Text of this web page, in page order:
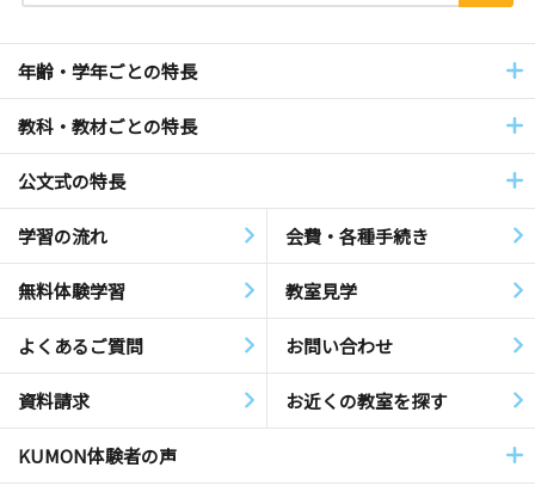
年齢・学年ごとの特長
教科・教材ごとの特長
公文式の特長
学習の流れ 会費・各種手続き
無料体験学習 教室見学
よくあるご質問 お問い合わせ
資料請求 お近くの教室を探す
KUMON体験者の声